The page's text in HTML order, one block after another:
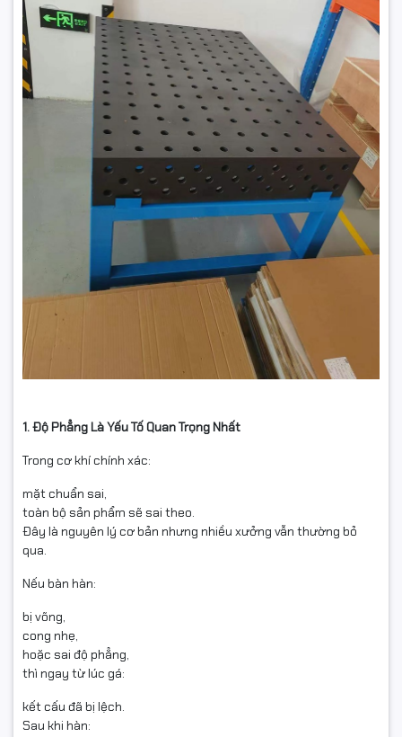
1. Độ Phẳng Là Yếu Tố Quan Trọng Nhất
Trong cơ khí chính xác:
mặt chuẩn sai,
toàn bộ sản phẩm sẽ sai theo.
Đây là nguyên lý cơ bản nhưng nhiều xưởng vẫn thường bỏ
qua.
Nếu bàn hàn:
bị võng,
cong nhẹ,
hoặc sai độ phẳng,
thì ngay từ lúc gá:
kết cấu đã bị lệch.
Sau khi hàn: